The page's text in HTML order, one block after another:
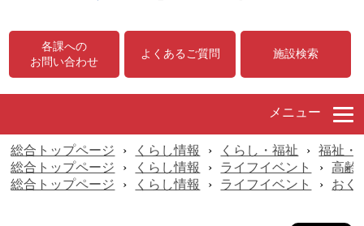
各課への
お問い合わせ
よくあるご質問 施設検索
メニュー
総合トップページ › くらし情報 › くらし・福祉 ›
福祉・
総合トップページ
› くらし情報 › ライフイベント ›
高齢
総合トップページ
› くらし情報 › ライフイベント › おく